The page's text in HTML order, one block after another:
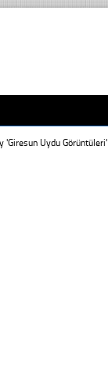
'Giresun Uydu Görüntüleri'